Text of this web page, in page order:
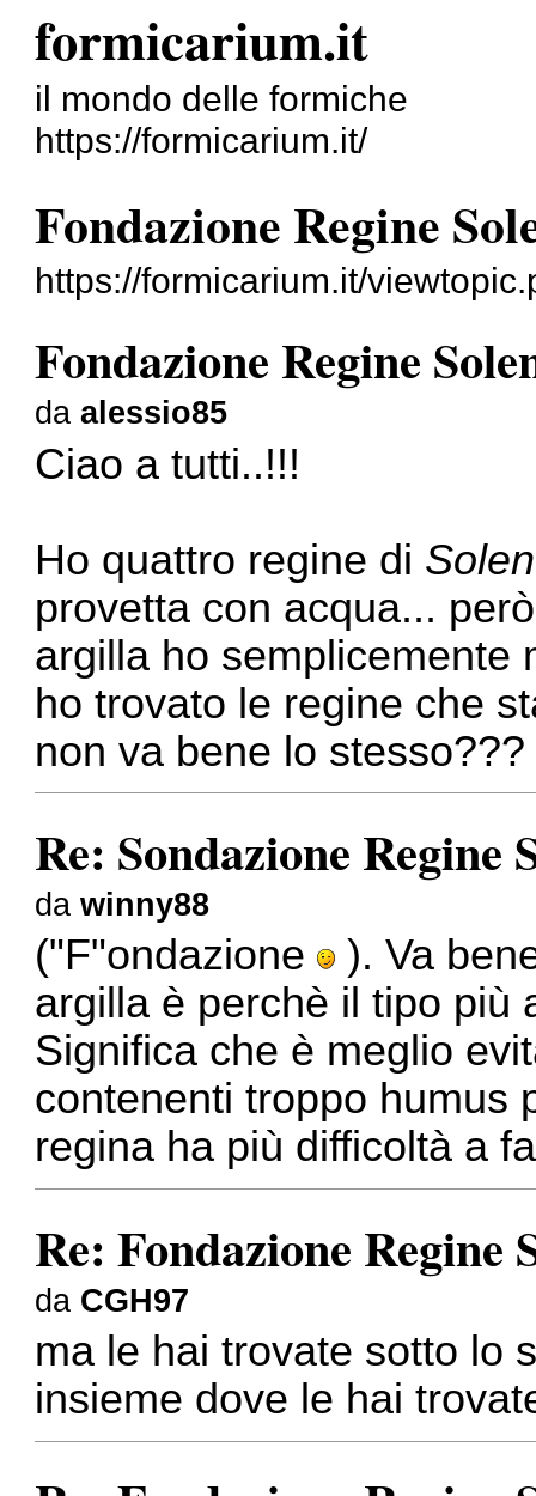
formicarium.it
il mondo delle formiche
https://formicarium.it/
Fondazione Regine
https://formicarium.it/
Fondazione Regine
daalessio85
Ciao a tutti..!!!
Ho quattro regine di
provetta con acqua...
argilla ho semplicemente
ho trovato le regine che
non va bene lo stesso???
Re: Sondazione Regine
dawinny88
("F"ondazione
). Va
argilla è perchè il tipo più
Significa che è meglio
contenenti troppo humus
regina ha più difficoltà a
Re: Fondazione Regine
da CGH97
ma le hai trovate sotto lo
insieme dove le hai